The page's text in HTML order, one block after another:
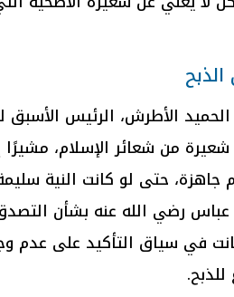
الأطرش، الرئيس الأسبق
من شعائر الإسلام، مشيرًا
جاهزة، حتى لو كانت النية
عباس رضي الله عنه بشأن
في سياق التأكيد على عدم